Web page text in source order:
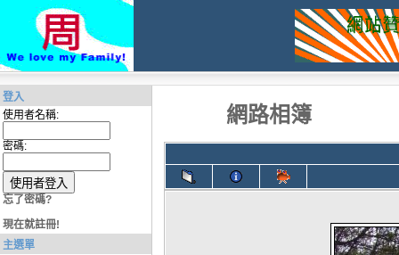
登入
使用者名稱:
密碼:
忘了密碼?
現在就註冊!
主選單
網路相簿